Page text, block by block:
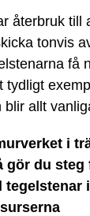
återbruk till
tonvis
få
tydligt
blir allt
i
gör du steg
tegelstenar